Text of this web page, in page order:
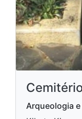
Arqueologia